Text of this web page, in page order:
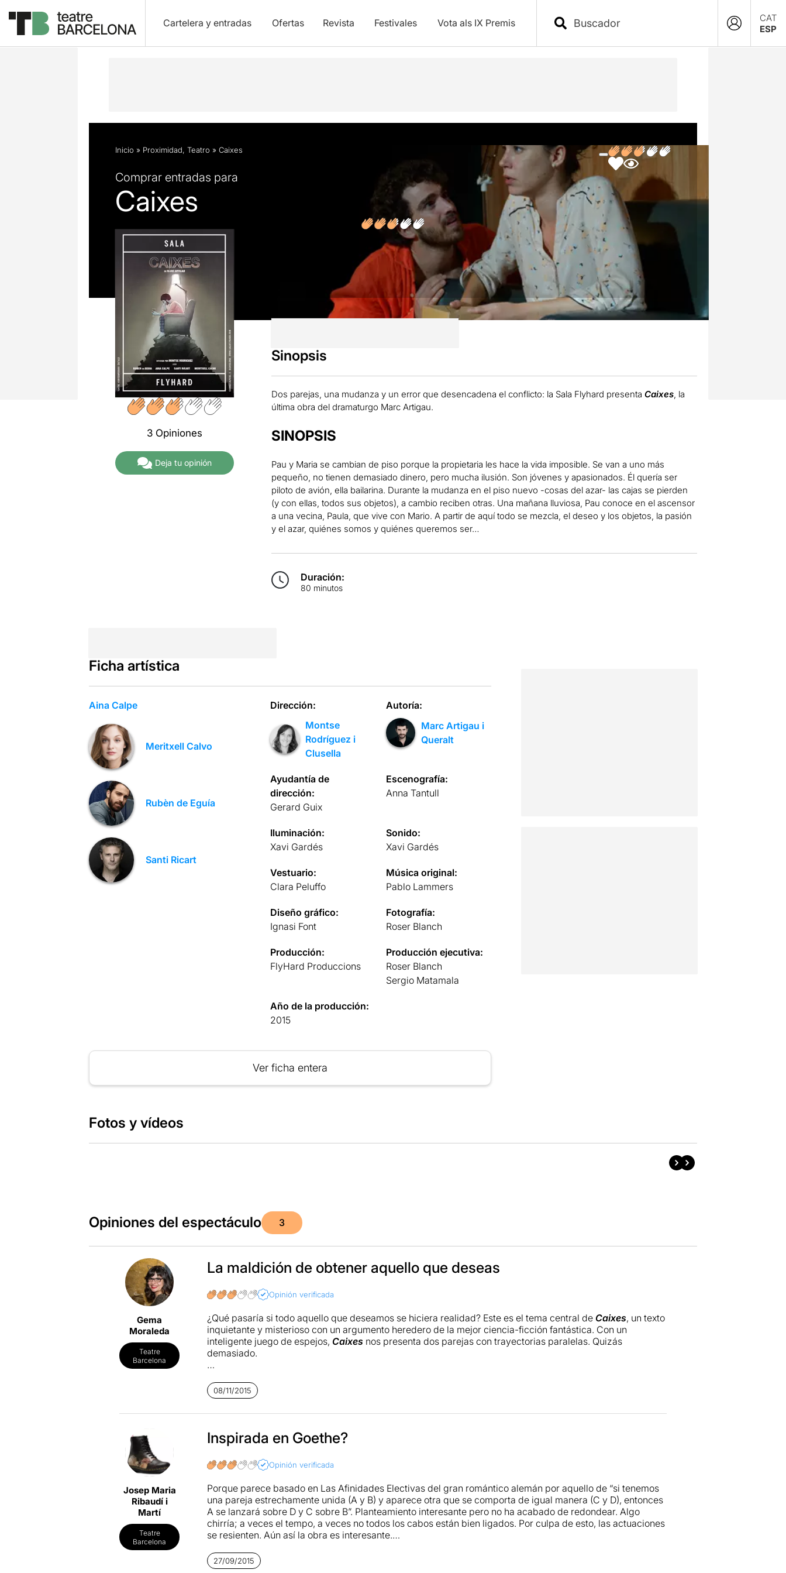
Cartelera y entradas Ofertas Revista Festivales Vota als IX Premis
CAT
ESP
Descripción Ficha artística Fotos y vídeos Opiniones
Inicio » Proximidad, Teatro » Caixes
Comprar entradas para
Caixes
3 Opiniones
Deja tu opinión
Sinopsis
Dos parejas, una mudanza y un error que desencadena el conflicto: la Sala Flyhard presenta Caixes, la
última obra del dramaturgo Marc Artigau.
SINOPSIS
Pau y Maria se cambian de piso porque la propietaria les hace la vida imposible. Se van a uno más
pequeño, no tienen demasiado dinero, pero mucha ilusión. Son jóvenes y apasionados. Él quería ser
piloto de avión, ella bailarina. Durante la mudanza en el piso nuevo -cosas del azar- las cajas se pierden
(y con ellas, todos sus objetos), a cambio reciben otras. Una mañana lluviosa, Pau conoce en el ascensor
a una vecina, Paula, que vive con Mario. A partir de aquí todo se mezcla, el deseo y los objetos, la pasión
y el azar, quiénes somos y quiénes queremos ser…
Duración:
80 minutos
Ficha artística
Aina Calpe
Meritxell Calvo
Rubèn de Eguía
Santi Ricart
Dirección:
Montse
Rodríguez i
Clusella
Autoría:
Marc Artigau i
Queralt
Ayudantía de
dirección:
Gerard Guix
Escenografía:
Anna Tantull
Iluminación:
Xavi Gardés
Sonido:
Xavi Gardés
Vestuario:
Clara Peluffo
Música original:
Pablo Lammers
Diseño gráfico:
Ignasi Font
Fotografía:
Roser Blanch
Producción:
FlyHard Produccions
Producción ejecutiva:
Roser Blanch
Sergio Matamala
Año de la producción:
2015
Ver ficha entera
Fotos y vídeos
Opiniones del espectáculo 3
Gema
Moraleda
Teatre
Barcelona
La maldición de obtener aquello que deseas
Opinión verificada
¿Qué pasaría si todo aquello que deseamos se hiciera realidad? Este es el tema central de Caixes, un texto
inquietante y misterioso con un argumento heredero de la mejor ciencia-ficción fantástica. Con un
inteligente juego de espejos, Caixes nos presenta dos parejas con trayectorias paralelas. Quizás
demasiado.
historias que entretienen y hacen pensar. Un acierto.
Más información (en catalán) en Somnis de teatre
08/11/2015
Josep Maria
Ribaudí i
Martí
Teatre
Barcelona
Inspirada en Goethe?
Opinión verificada
Porque parece basado en Las Afinidades Electivas del gran romántico alemán por aquello de “si tenemos
una pareja estrechamente unida (A y B) y aparece otra que se comporta de igual manera (C y D), entonces
A se lanzará sobre D y C sobre B”. Planteamiento interesante pero no ha acabado de redondear. Algo
chirría; a veces el tempo, a veces no todos los cabos están bien ligados. Por culpa de esto, las actuaciones
se resienten. Aún así la obra es interesante.
Leer más.
27/09/2015